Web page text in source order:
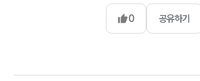
0 공유하기